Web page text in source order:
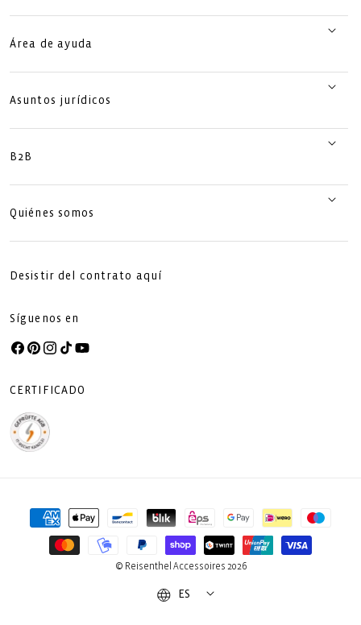
Área de ayuda
Asuntos jurídicos
B2B
Quiénes somos
Desistir del contrato aquí
Síguenos en
Facebook
Pinterest
Instagram
TikTokYouTube
CERTIFICADO
Formas
© Reisenthel Accessoires 2026
ES